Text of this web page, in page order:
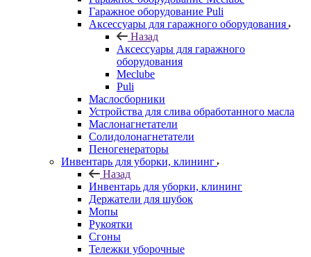
Гаражное оборудование Puli
Аксессуары для гаражного оборудования
Назад
Аксессуары для гаражного
оборудования
Meclube
Puli
Маслосборники
Устройства для слива обработанного масла
Маслонагнетатели
Солидолонагнетатели
Пеногенераторы
Инвентарь для уборки, клининг
Назад
Инвентарь для уборки, клининг
Держатели для шубок
Мопы
Рукоятки
Сгоны
Тележки уборочные